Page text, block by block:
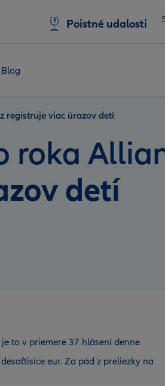
Poistné udalosti
registruje viac úrazov detí
roka
detí
to v priemere 37 hlásení denne
eur. Za pád z preliezky na